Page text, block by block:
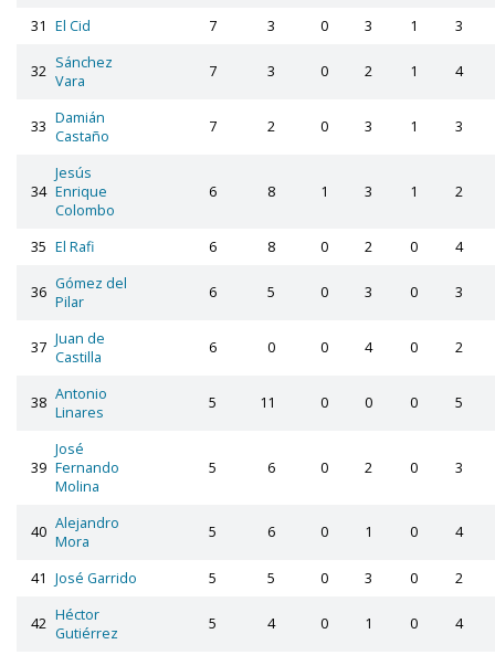
31 El Cid 7 3 0 3 1 3
32 Sánchez
Vara
7 3 0 2 1 4
33 Damián
Castaño
7 2 0 3 1 3
34
Jesús
Enrique
Colombo
6 8 1 3 1 2
35 El Rafi 6 8 0 2 0 4
36 Gómez del
Pilar
6 5 0 3 0 3
37 Juan de
Castilla
6 0 0 4 0 2
38 Antonio
Linares
5 11 0 0 0 5
39
José
Fernando
Molina
5 6 0 2 0 3
40 Alejandro
Mora
5 6 0 1 0 4
41 José Garrido 5 5 0 3 0 2
42 Héctor
Gutiérrez
5 4 0 1 0 4